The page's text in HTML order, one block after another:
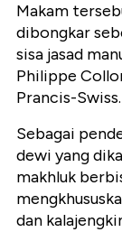
Makam
dibongkar
sisa jasad
Philippe
Prancis-Swiss.
Sebagai
dewi yang
makhluk
dan